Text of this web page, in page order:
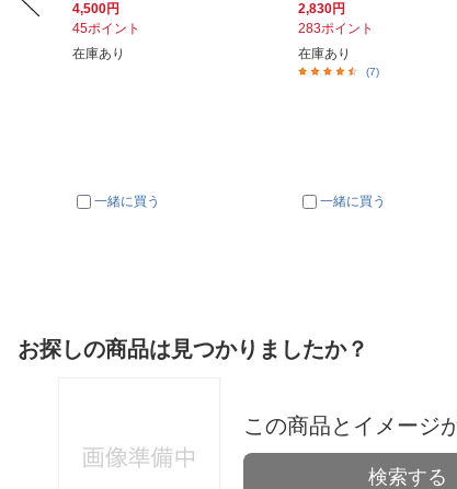
4,500円
45ポイント
在庫あり
一緒に買う
2,830円
283ポイント
在庫あり
(7)
一緒に買う
お探しの商品は見つかりましたか？
この商品とイメージ
検索する